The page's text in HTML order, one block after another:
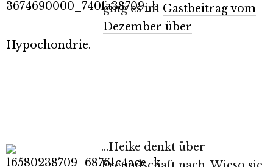
ging es im Gastbeitrag vom
Dezember über
Hypochondrie.
…Heike denkt über